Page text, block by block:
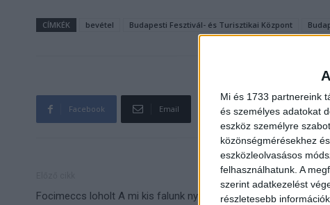
Mi és 1733 partnereink
és személyes adatokat
eszköz személyre
közönségmérésekhez
eszközleolvasásos
felhasználhatunk. A
szerint adatkezelést
részletesebb
CÍMKÉK bevétel Budapesti Fesztivál- és Turisztikai Központ
Facebook Email
Focimeccs loholt A mi kis falunk nyomában